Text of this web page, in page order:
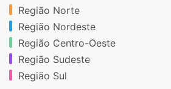
Região Norte
Região Nordeste
Região Centro-Oeste
Região Sudeste
Região Sul